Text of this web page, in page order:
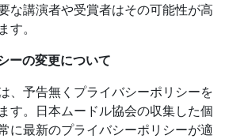
な講演者や受賞者はその可能性が高
。
ーの変更について
、予告無くプライバシーポリシーを
す。日本ムードル協会の収集した個
に最新のプライバシーポリシーが適